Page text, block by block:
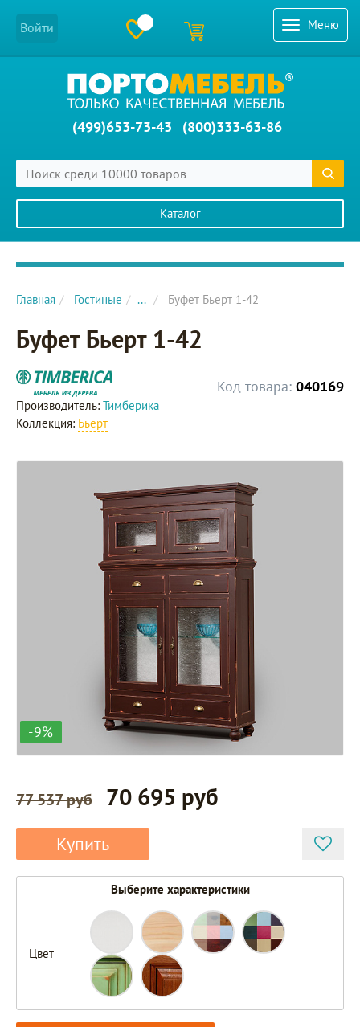
Меню
Войти
(499)653-73-43 (800)333-63-86
Каталог
Главное меню сайта
Главная Гостиные ... Буфет Бьерт 1-42
Буфет Бьерт 1-42
Код товара: 040169
Производитель: Тимберика
Коллекция: Бьерт
-9%
77 537 руб 70 695 руб
Купить
Выберите характеристики
Цвет